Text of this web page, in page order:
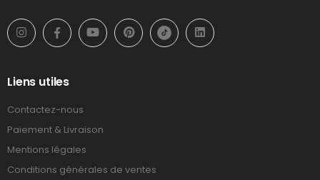
Liens utiles
Contactez-nous
Paiement & Livraison
Mentions légales
Conditions générales de ventes